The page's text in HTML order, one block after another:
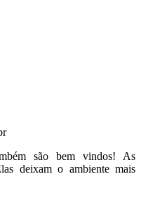
são bem vindos! As
deixam o ambiente mais